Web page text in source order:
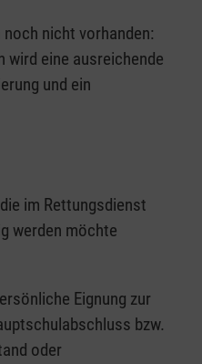
nicht vorhanden:
wird eine ausreichende
und ein
im Rettungsdienst
werden möchte
Eignung zur
bzw.
oder